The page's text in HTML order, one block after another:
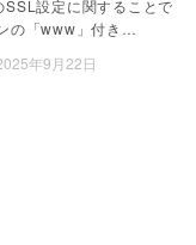
設定に関することで
の「www」付き…
年9月22日